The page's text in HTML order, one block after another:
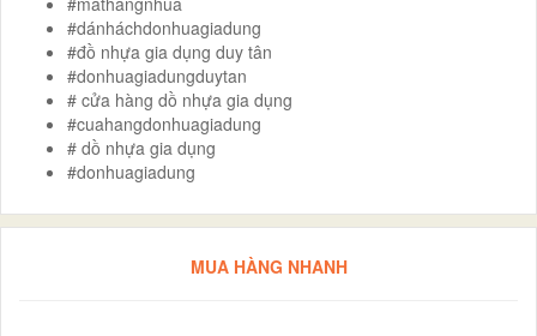
#dánháchdonhuagiadung
#đồ nhựa gia dụng duy tân
#donhuagiadungduytan
# cửa hàng dồ nhựa gia dụng
#cuahangdonhuagiadung
# dồ nhựa gia dụng
#donhuagiadung
MUA HÀNG NHANH